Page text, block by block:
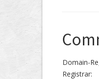
Domain-
Registrar: